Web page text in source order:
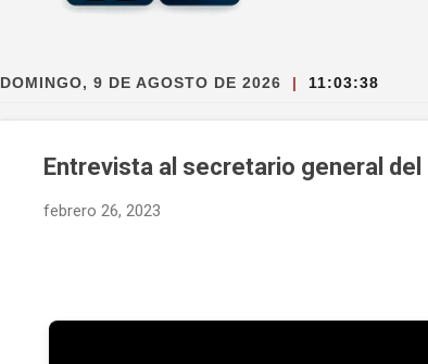
DOMINGO, 9 DE AGOSTO DE 2026 | 11:03:38
Entrevista al secretario general del
febrero 26, 2023